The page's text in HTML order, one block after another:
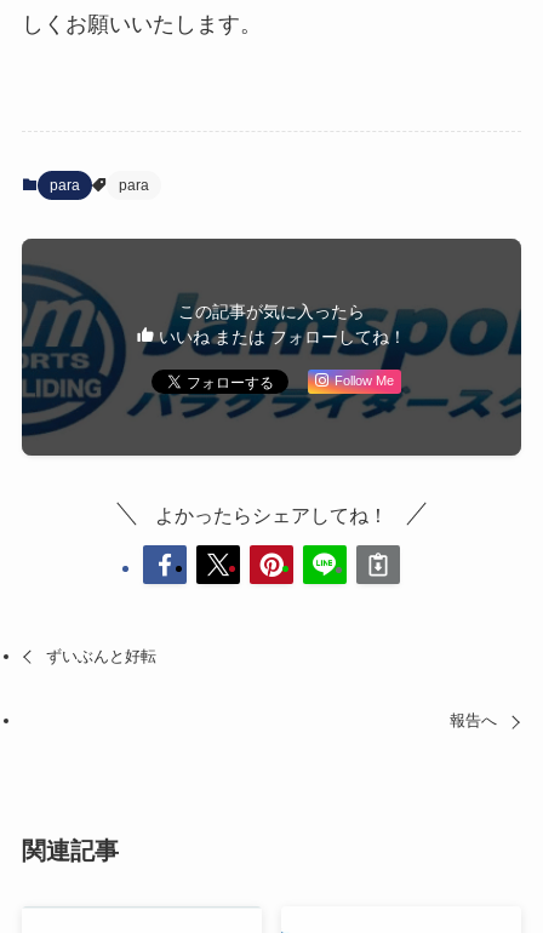
しくお願いいたします。
para para
この記事が気に入ったら
いいね または フォローしてね！
Follow Me
よかったらシェアしてね！
ずいぶんと好転
報告へ
関連記事